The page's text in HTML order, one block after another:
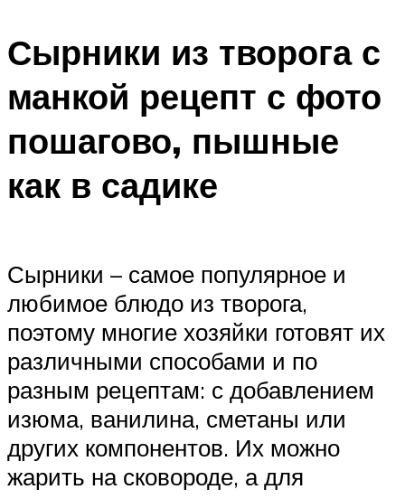
Сырники из творога с
манкой рецепт с фото
пошагово, пышные
как в садике
Сырники – самое популярное и
любимое блюдо из творога,
поэтому многие хозяйки готовят их
различными способами и по
разным рецептам: с добавлением
изюма, ванилина, сметаны или
других компонентов. Их можно
жарить на сковороде, а для